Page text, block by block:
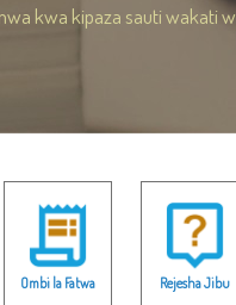
kwa kipaza sauti wakati
Ombi la Fatwa Rejesha Jibu